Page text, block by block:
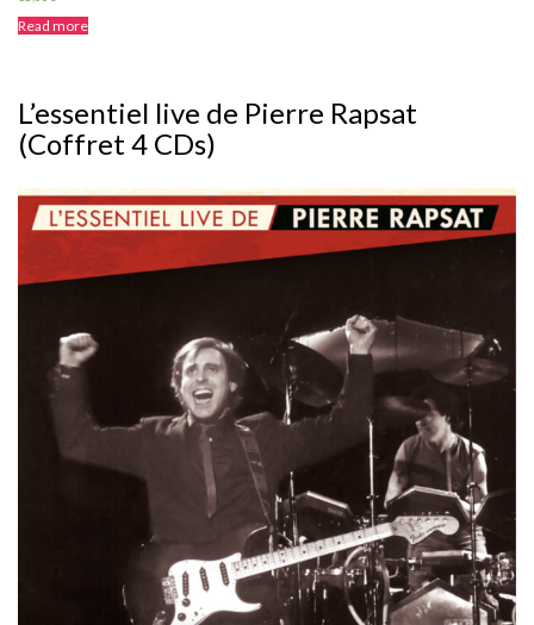
Read more
L’essentiel live de Pierre Rapsat
(Coffret 4 CDs)